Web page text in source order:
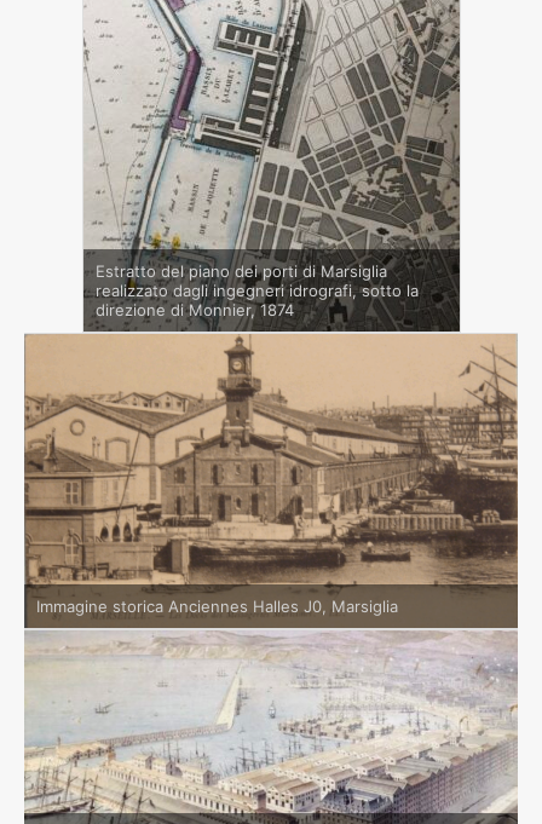
Estratto del piano dei porti di Marsiglia
realizzato dagli ingegneri idrografi, sotto la
direzione di Monnier, 1874
Immagine storica Anciennes Halles J0, Marsiglia